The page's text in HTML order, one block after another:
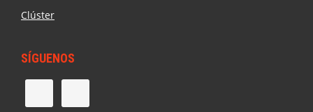
Clúster
SÍGUENOS